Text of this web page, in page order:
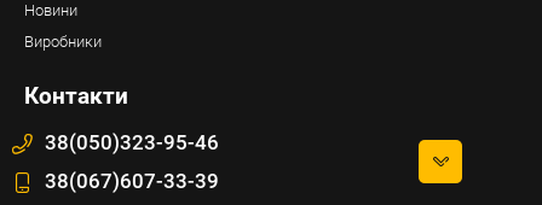
Новини
Виробники
Контакти
38(050)323-95-46
38(067)607-33-39